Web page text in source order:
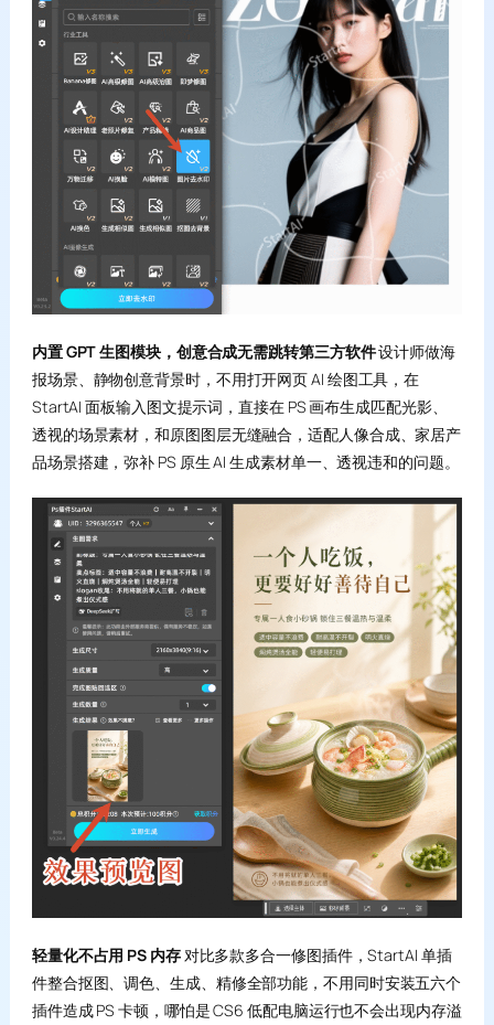
内置 GPT 生图模块，创意合成无需跳转第三方软件设计师做海
报场景、静物创意背景时，不用打开网页 AI 绘图工具，在
StartAI 面板输入图文提示词，直接在 PS 画布生成匹配光影、
透视的场景素材，和原图图层无缝融合，适配人像合成、家居产
品场景搭建，弥补 PS 原生 AI 生成素材单一、透视违和的问题。
轻量化不占用 PS 内存对比多款多合一修图插件，StartAI 单插
件整合抠图、调色、生成、精修全部功能，不用同时安装五六个
插件造成 PS 卡顿，哪怕是 CS6 低配电脑运行也不会出现内存溢